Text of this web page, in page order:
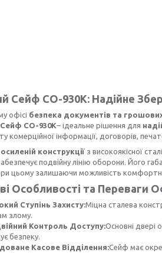
Сейф СО-930К: Надійне
офісі безпека документів та
СО-930К– ідеальне рішення для
комерційної інформації, договорів,
конструкції з високоякісної
подвійну лінію оборони. Його
цьому залишаючи можливість
Особливості та Переваги
Ступінь Захисту:Міцна сталева
злому.
Контроль Доступу:Основні
безпеку.
Касове Відділення:Сейф має